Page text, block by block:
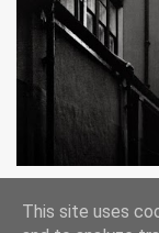
Lee Jeffries
This site uses